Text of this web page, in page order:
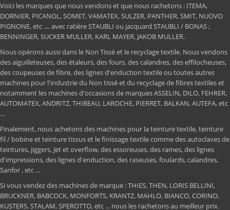
Voici les marques que nous vendons et que nous rachetons : ITEMA,
DORNIER, PICANOL, SOMET, VAMATEX, SULZER, PANTHER, SMIT, NUOVO
PIGNONE, etc .... avec ratière STAUBLI ou jacquard STAUBLI / BONAS ;
BENNINGER, SUCKER MULLER, KARL MAYER, JAKOB MULLER.
Nous opérons aussi dans le Non Tissé et le recyclage textile. Nous vendons
des aiguilleteuses, des étaleurs, des fours, des calandres, des effilocheuses,
des coupeuses de fibre, des lignes d'enduction textile ou toutes autres
machines pour l'industrie du Non tissé et du recyclage de fibres textiles et
notamment les machines d'occasions de marques ASSELIN, DILO, FEHRER,
AUTOMATEX, ANDRITZ, THIBEAU, LAROCHE, PIERRET, BALKAN, AUTEFA, etc
...
Finalement, nous achetons des machines pour la teinture textile, teinture
fil / bobine et teinture tissus et le finissage textile comme des autoclaves de
teintures, jiggers, Jet et overflow, des essoreuses, des rames, des lignes
d'impressions, des lignes d'enduction, des raseuses, foulards, calandres,
Sanfor , etc ...
Si vous vendez des machines de marque : THIES, THEN, LORIS BELLINI,
BRUCKNER, BABCOCK, MONFORTS, KRANTZ, MAHLO, BIANCO, CORINO,
KUSTERS, STALAM, SPEROTTO, etc ... nous les rachetons au meilleur prix.